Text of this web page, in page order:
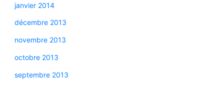
janvier 2014
décembre 2013
novembre 2013
octobre 2013
septembre 2013